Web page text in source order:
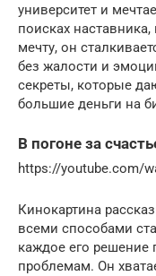
университет и
поисках
мечту, он
без жалости и
секреты, которые
большие деньги на
В погоне за
https://youtube.com/
Кинокартина
всеми способами
каждое его
проблемам. Он